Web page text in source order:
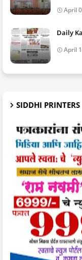
April
Daily
April
SIDDHI PRINTERS